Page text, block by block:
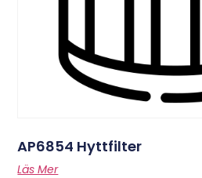
AP6854 Hyttfilter
Läs Mer